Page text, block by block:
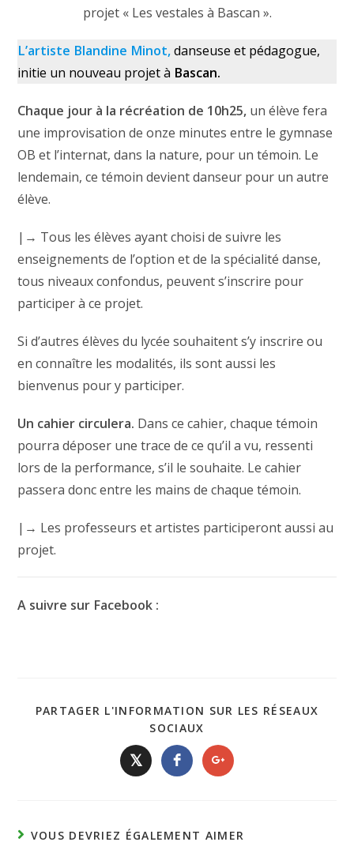
projet « Les vestales à Bascan ».
L’artiste Blandine Minot,danseuse et pédagogue,
initie un nouveau projet à Bascan.
Chaque jour à la récréation de 10h25, un élève fera
une improvisation de onze minutes entre le gymnase
OB et l’internat, dans la nature, pour un témoin. Le
lendemain, ce témoin devient danseur pour un autre
élève.
|→ Tous les élèves ayant choisi de suivre les
enseignements de l’option et de la spécialité danse,
tous niveaux confondus, peuvent s’inscrire pour
participer à ce projet.
Si d’autres élèves du lycée souhaitent s’y inscrire ou
en connaître les modalités, ils sont aussi les
bienvenus pour y participer.
Un cahier circulera. Dans ce cahier, chaque témoin
pourra déposer une trace de ce qu’il a vu, ressenti
lors de la performance, s’il le souhaite. Le cahier
passera donc entre les mains de chaque témoin.
|→ Les professeurs et artistes participeront aussi au
projet.
A suivre sur Facebook :
PARTAGER L'INFORMATION SUR LES RÉSEAUX
SOCIAUX
𝕏
VOUS DEVRIEZ ÉGALEMENT AIMER